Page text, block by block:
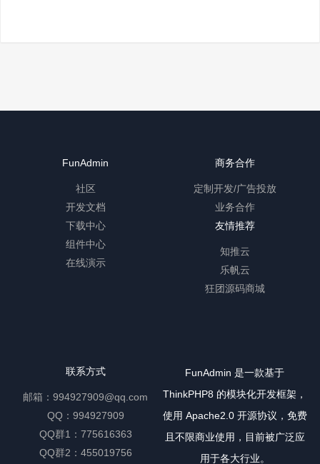
FunAdmin
社区
开发文档
下载中心
组件中心
在线演示
商务合作
定制开发/广告投放
业务合作
友情推荐
知推云
乐帆云
狂团源码商城
联系方式
邮箱：994927909@qq.com
QQ：994927909
QQ群1：775616363
QQ群2：455019756
FunAdmin 是一款基于
ThinkPHP8 的模块化开发框架，
使用 Apache2.0 开源协议，免费
且不限商业使用，目前被广泛应
用于各大行业。